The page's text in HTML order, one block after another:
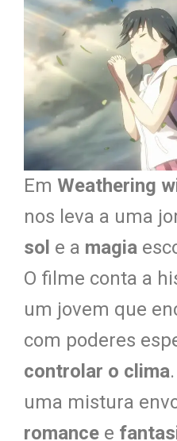
Em Weathering
nos leva a uma
sol e a magia
O filme conta a
um jovem que
com poderes
controlar o clima
uma mistura
romance e